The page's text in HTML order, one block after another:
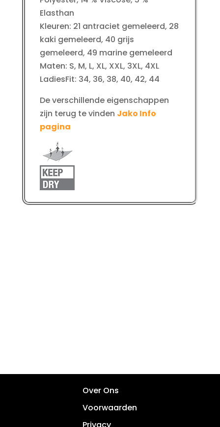
Elasthan
Kleuren: 21 antraciet gemeleerd, 28
kaki gemeleerd, 40 grijs
gemeleerd, 49 marine gemeleerd
Maten: S, M, L, XL, XXL, 3XL, 4XL
LadiesFit: 34, 36, 38, 40, 42, 44
De verschillende eigenschappen
zijn terug te vinden Jako Info
pagina
Over Ons
Voorwaarden